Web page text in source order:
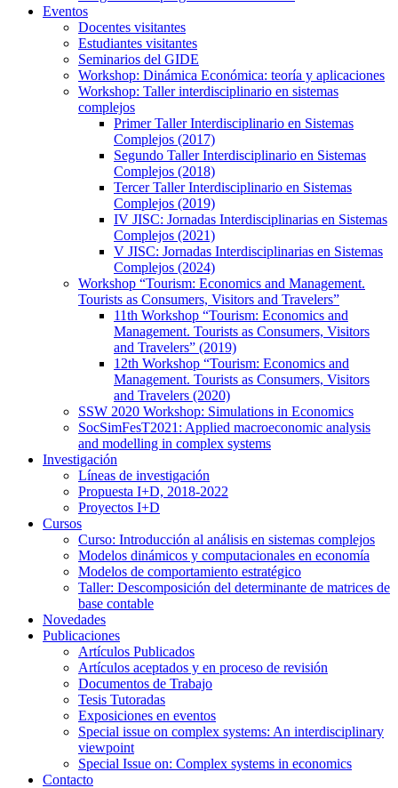
Eventos
Docentes visitantes
Estudiantes visitantes
Seminarios del GIDE
Workshop: Dinámica Económica: teoría y aplicaciones
Workshop: Taller interdisciplinario en sistemas
complejos
Primer Taller Interdisciplinario en Sistemas
Complejos (2017)
Segundo Taller Interdisciplinario en Sistemas
Complejos (2018)
Tercer Taller Interdisciplinario en Sistemas
Complejos (2019)
IV JISC: Jornadas Interdisciplinarias en Sistemas
Complejos (2021)
V JISC: Jornadas Interdisciplinarias en Sistemas
Complejos (2024)
Workshop “Tourism: Economics and Management.
Tourists as Consumers, Visitors and Travelers”
11th Workshop “Tourism: Economics and
Management. Tourists as Consumers, Visitors
and Travelers” (2019)
12th Workshop “Tourism: Economics and
Management. Tourists as Consumers, Visitors
and Travelers (2020)
SSW 2020 Workshop: Simulations in Economics
SocSimFesT2021: Applied macroeconomic analysis
and modelling in complex systems
Investigación
Líneas de investigación
Propuesta I+D, 2018-2022
Proyectos I+D
Cursos
Curso: Introducción al análisis en sistemas complejos
Modelos dinámicos y computacionales en economía
Modelos de comportamiento estratégico
Taller: Descomposición del determinante de matrices de
base contable
Novedades
Publicaciones
Artículos Publicados
Artículos aceptados y en proceso de revisión
Documentos de Trabajo
Tesis Tutoradas
Exposiciones en eventos
Special issue on complex systems: An interdisciplinary
viewpoint
Special Issue on: Complex systems in economics
Contacto